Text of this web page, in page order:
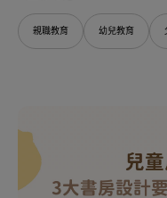
親職教育 幼兒教育